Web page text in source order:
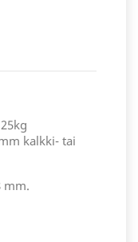
kalkki- tai
mm.